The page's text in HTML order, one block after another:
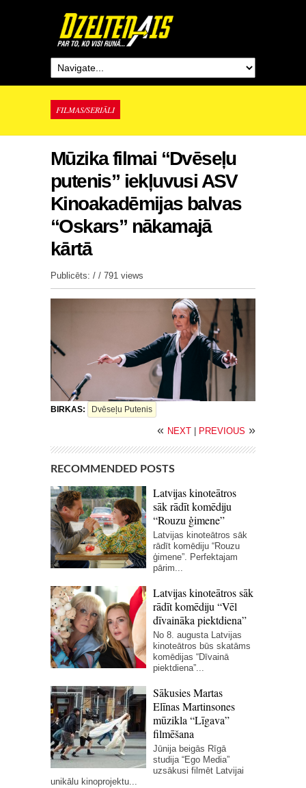
FILMAS/SERIĀLI
Mūzika filmai “Dvēseļu
putenis” iekļuvusi ASV
Kinoakadēmijas balvas
“Oskars” nākamajā
kārtā
Publicēts: / / 791 views
BIRKAS: Dvēseļu Putenis
« NEXT PREVIOUS »
RECOMMENDED POSTS
Latvijas kinoteātros
sāk rādīt komēdiju
“Rouzu ģimene”
Latvijas kinoteātros sāk
rādīt komēdiju “Rouzu
ģimene”. Perfektajam
pārim...
Latvijas kinoteātros sāk
rādīt komēdiju “Vēl
dīvaināka piektdiena”
No 8. augusta Latvijas
kinoteātros būs skatāms
komēdijas “Dīvainā
piektdiena”...
Sākusies Martas
Elīnas Martinsones
mūzikla “Līgava”
filmēšana
Jūnija beigās Rīgā
studija “Ego Media”
uzsākusi filmēt Latvijai
unikālu kinoprojektu...